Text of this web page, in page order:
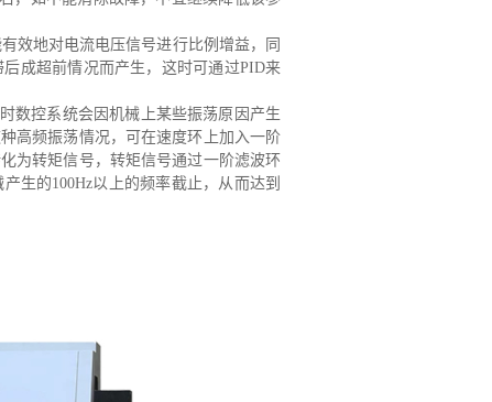
效地对电流电压信号进行比例增益，同
成超前情况而产生，这时可通过PID来
数控系统会因机械上某些振荡原因产生
高频振荡情况，可在速度环上加入一阶
为转矩信号，转矩信号通过一阶滤波环
生的100Hz以上的频率截止，从而达到